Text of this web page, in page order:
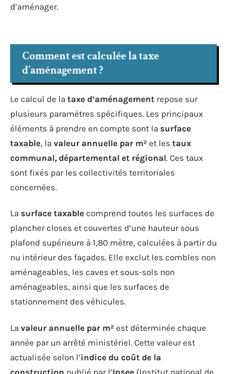
d’aménager.
Comment est calculée la taxe
d’aménagement ?
Le calcul de la taxe d’aménagement repose sur
plusieurs paramètres spécifiques. Les principaux
éléments à prendre en compte sont la surface
taxable, la valeur annuelle par m² et les taux
communal, départemental et régional. Ces taux
sont fixés par les collectivités territoriales
concernées.
La surface taxable comprend toutes les surfaces de
plancher closes et couvertes d’une hauteur sous
plafond supérieure à 1,80 mètre, calculées à partir du
nu intérieur des façades. Elle exclut les combles non
aménageables, les caves et sous-sols non
aménageables, ainsi que les surfaces de
stationnement des véhicules.
La valeur annuelle par m² est déterminée chaque
année par un arrêté ministériel. Cette valeur est
actualisée selon l’indice du coût de la
construction publié par l’Insee (Institut national de